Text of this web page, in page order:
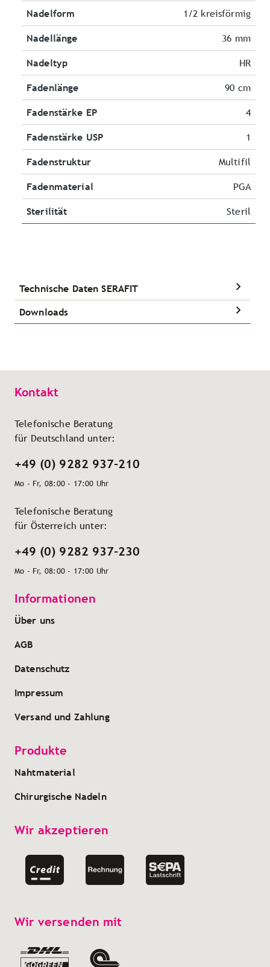
Nadelform 1/2 kreisförmig
Nadellänge 36 mm
Nadeltyp HR
Fadenlänge 90 cm
Fadenstärke EP 4
Fadenstärke USP 1
Fadenstruktur Multifil
Fadenmaterial PGA
Sterilität Steril
Technische Daten SERAFIT
Downloads
Kontakt
Telefonische Beratung
für Deutschland unter:
+49 (0) 9282 937-210
Mo - Fr, 08:00 - 17:00 Uhr
Telefonische Beratung
für Österreich unter:
+49 (0) 9282 937-230
Mo - Fr, 08:00 - 17:00 Uhr
Informationen
Über uns
AGB
Datenschutz
Impressum
Versand und Zahlung
Produkte
Nahtmaterial
Chirurgische Nadeln
Wir akzeptieren
Wir versenden mit